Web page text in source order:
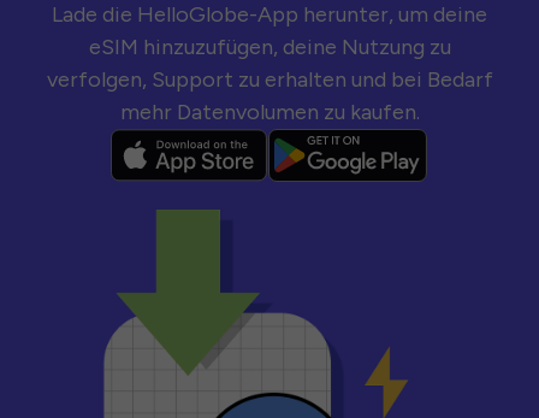
Lade die HelloGlobe-App herunter, um deine
eSIM hinzuzufügen, deine Nutzung zu
verfolgen, Support zu erhalten und bei Bedarf
mehr Datenvolumen zu kaufen.